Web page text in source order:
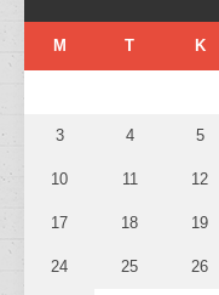
M T K
3 4 5
10 11 12
17 18 19
24 25 26